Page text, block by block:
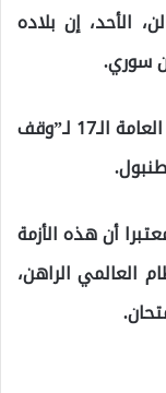
الأحد، إن بلاده
جاء ذلك في كلمة له خلال اجتماع الأمانة العامة الـ17 لـ”وقف
أن هذه الأزمة
العالمي الراهن،